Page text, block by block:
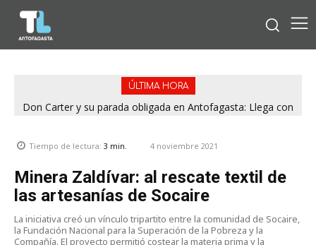
ÚLTIMA HORA
Don Carter y su parada obligada en Antofagasta: Llega con
Tiempo de lectura: 3 min. 4 noviembre 2021
Minera Zaldívar: al rescate textil de
las artesanías de Socaire
La iniciativa creó un vínculo tripartito entre la comunidad de Socaire,
la Fundación Nacional para la Superación de la Pobreza y la
Compañía. El proyecto permitió costear la materia prima y la